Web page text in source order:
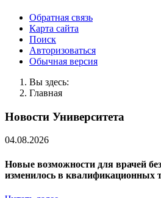
Обратная связь
Карта сайта
Поиск
Авторизоваться
Обычная версия
Вы здесь:
Главная
Новости Университета
04.08.2026
Новые возможности для врачей
изменилось в квалификационных